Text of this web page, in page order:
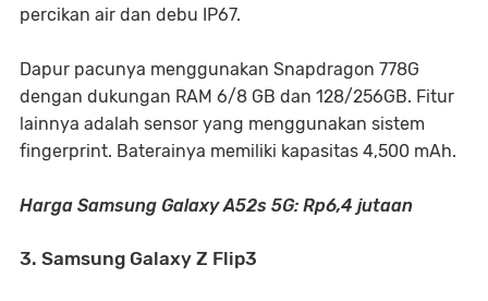
percikan air dan debu IP67.
Dapur pacunya menggunakan Snapdragon 778G
dengan dukungan RAM 6/8 GB dan 128/256GB. Fitur
lainnya adalah sensor yang menggunakan sistem
fingerprint. Baterainya memiliki kapasitas 4,500 mAh.
Harga Samsung Galaxy A52s 5G: Rp6,4 jutaan
3. Samsung Galaxy Z Flip3